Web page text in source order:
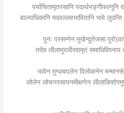
पर्याचितामृतरसानि पदार्थभङ्गीफल्गूनि
बाल्याधिकानि मदवल्लवभावितानि भावे
पुनः प्रसन्नेन मुखेन्दुतेजसा
तदेव लीलामुरलीरवामृतं
भावेन मुग्धचपलेन विलोकनेन मन्मानसे
लोलेन लोचनरसायनमीक्षणेन